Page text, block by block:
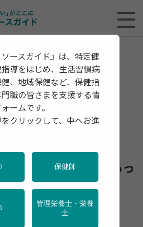
新TOPICS」へるすあっ
号
ソースガイド』は、特定健
導をはじめ、生活習慣病
、地域保健など、保健指
職の皆さまを支援する情
ームです。
クリックして、中へお進
保健師
管理栄養士・栄養
士